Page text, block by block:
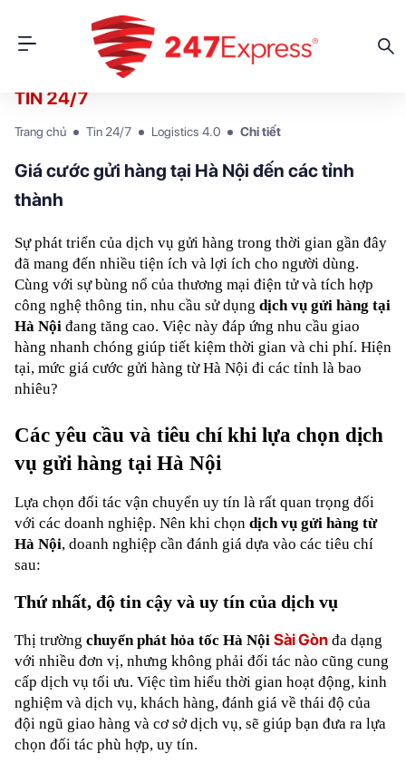
TIN 24/7
Trang chủ Tin 24/7 Logistics 4.0 Chi tiết
Giá cước gửi hàng tại Hà Nội đến các tỉnh
thành
Sự phát triển của dịch vụ gửi hàng trong thời gian gần đây
đã mang đến nhiều tiện ích và lợi ích cho người dùng.
Cùng với sự bùng nổ của thương mại điện tử và tích hợp
công nghệ thông tin, nhu cầu sử dụng dịch vụ gửi hàng tại
Hà Nội đang tăng cao. Việc này đáp ứng nhu cầu giao
hàng nhanh chóng giúp tiết kiệm thời gian và chi phí. Hiện
tại, mức giá cước gửi hàng từ Hà Nội đi các tỉnh là bao
nhiêu?
Các yêu cầu và tiêu chí khi lựa chọn dịch
vụ gửi hàng tại Hà Nội
Lựa chọn đối tác vận chuyển uy tín là rất quan trọng đối
với các doanh nghiệp. Nên khi chọn dịch vụ gửi hàng từ
Hà Nội, doanh nghiệp cần đánh giá dựa vào các tiêu chí
sau:
Thứ nhất, độ tin cậy và uy tín của dịch vụ
Thị trường chuyển phát hỏa tốc Hà Nội Sài Gòn đa dạng
với nhiều đơn vị, nhưng không phải đối tác nào cũng cung
cấp dịch vụ tối ưu. Việc tìm hiểu thời gian hoạt động, kinh
nghiệm và dịch vụ, khách hàng, đánh giá về thái độ của
đội ngũ giao hàng và cơ sở dịch vụ, sẽ giúp bạn đưa ra lựa
chọn đối tác phù hợp, uy tín.